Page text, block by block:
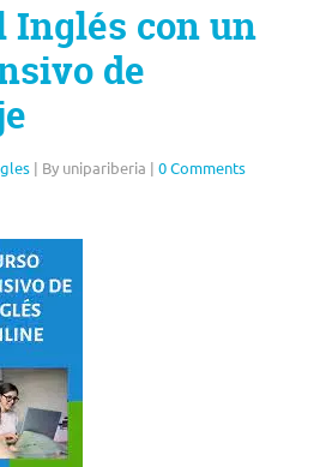
Inglés con un
de
| By unipariberia | 0 Comments